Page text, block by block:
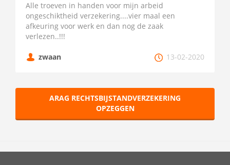
Alle troeven in handen voor mijn arbeid
ongeschiktheid verzekering....vier maal een
afkeuring voor werk en dan nog de zaak
verlezen..!!!
zwaan 13-02-2020
ARAG RECHTSBIJSTANDVERZEKERING
OPZEGGEN